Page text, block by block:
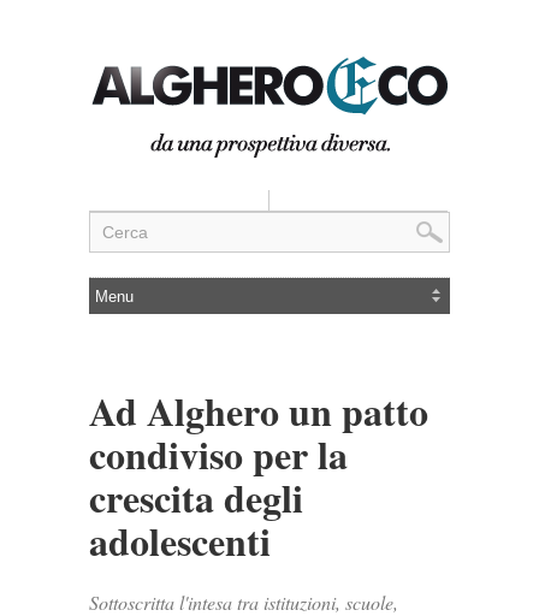
Ad Alghero un patto
condiviso per la
crescita degli
adolescenti
Sottoscritta l'intesa tra istituzioni, scuole,